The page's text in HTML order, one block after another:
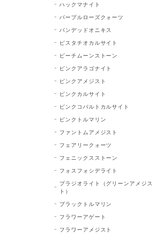
ハックマナイト
パープルローズクォーツ
バンデッドオニキス
ピスタチオカルサイト
ピーチムーンストーン
ピンクアラゴナイト
ピンクアメジスト
ピンクカルサイト
ピンクコバルトカルサイト
ピンクトルマリン
ファントムアメジスト
フェアリークォーツ
フェニックスストーン
フォスフォシデライト
プラジオライト（グリーンアメジス
ト）
ブラックトルマリン
フラワーアゲート
フラワーアメジスト